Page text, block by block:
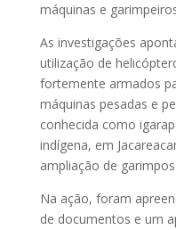
máquinas e
As investigações
utilização de
fortemente armados
máquinas pesadas e
conhecida como
indígena, em
ampliação de
Na ação, foram
de documentos e um